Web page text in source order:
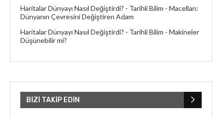
Haritalar Dünyayı Nasıl Değiştirdi? - Tarihli Bilim - Macellan:
Dünyanın Çevresini Değiştiren Adam
Haritalar Dünyayı Nasıl Değiştirdi? - Tarihli Bilim - Makineler
Düşünebilir mi?
BIZI TAKIP EDIN